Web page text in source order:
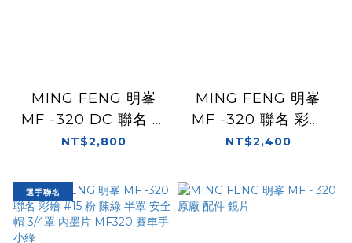
MING FENG 明峯
MF -320 DC 聯名 彩
繪 哈莉・奎茵 半罩 安
NT$2,800
MING FENG 明峯
MF -320 聯名 彩繪
98 BOMB 半罩 安全
MF320 黃晧 炸彈客
明峰
NT$2,400
選手聯名